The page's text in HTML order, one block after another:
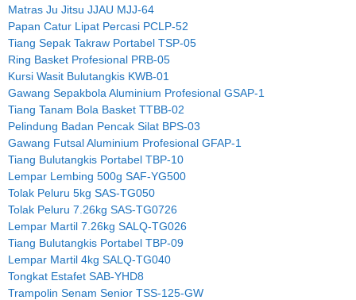
Matras Ju Jitsu JJAU MJJ-64
Papan Catur Lipat Percasi PCLP-52
Tiang Sepak Takraw Portabel TSP-05
Ring Basket Profesional PRB-05
Kursi Wasit Bulutangkis KWB-01
Gawang Sepakbola Aluminium Profesional GSAP-1
Tiang Tanam Bola Basket TTBB-02
Pelindung Badan Pencak Silat BPS-03
Gawang Futsal Aluminium Profesional GFAP-1
Tiang Bulutangkis Portabel TBP-10
Lempar Lembing 500g SAF-YG500
Tolak Peluru 5kg SAS-TG050
Tolak Peluru 7.26kg SAS-TG0726
Lempar Martil 7.26kg SALQ-TG026
Tiang Bulutangkis Portabel TBP-09
Lempar Martil 4kg SALQ-TG040
Tongkat Estafet SAB-YHD8
Trampolin Senam Senior TSS-125-GW